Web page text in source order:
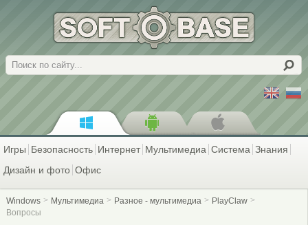
Поиск
Игры Безопасность Интернет Мультимедиа Система Знания
Дизайн и фото Офис
Windows Мультимедиа Разное - мультимедиа
PlayClaw
Вопросы